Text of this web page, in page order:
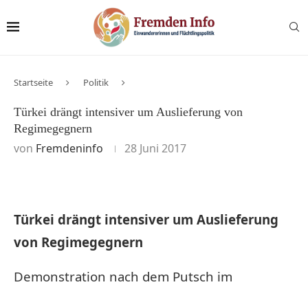
Startseite Politik
Türkei drängt intensiver um Auslieferung von
Regimegegnern
von Fremdeninfo 28 Juni 2017
Türkei drängt intensiver um Auslieferung
von Regimegegnern
Demonstration nach dem Putsch im